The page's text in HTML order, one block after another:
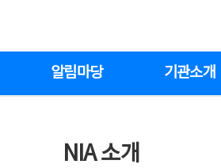
알림마당 기관소개
NIA 소개